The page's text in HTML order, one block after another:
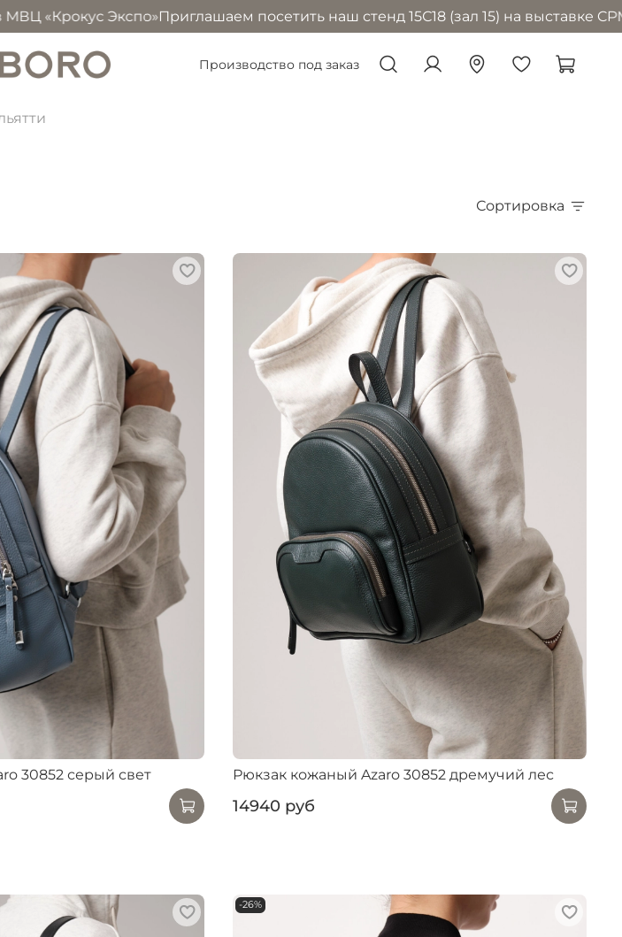
Экспо» Приглашаем посетить наш стенд 15С18 (зал 15) на выставке CPM в
Производство под заказ
Сортировка
30852 серый свет Рюкзак кожаный Azaro 30852 дремучий лес
14940 руб
-26%